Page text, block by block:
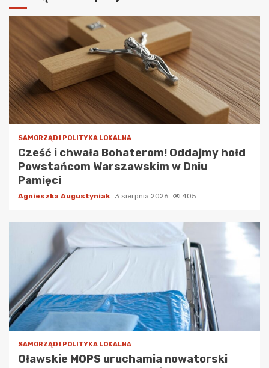
SAMORZĄD I POLITYKA LOKALNA
Cześć i chwała Bohaterom! Oddajmy hołd
Powstańcom Warszawskim w Dniu
Pamięci
Agnieszka Augustyniak 3 sierpnia 2026 405
SAMORZĄD I POLITYKA LOKALNA
Oławskie MOPS uruchamia nowatorski